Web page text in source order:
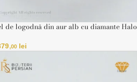
de logodnă din aur alb cu diamante Halo
,00lei